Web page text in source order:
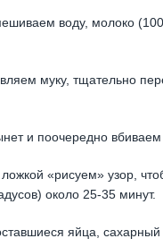
воду, молоко
муку, тщательно
и поочередно вбиваем
«рисуем» узор,
около 25-35 минут.
яйца,